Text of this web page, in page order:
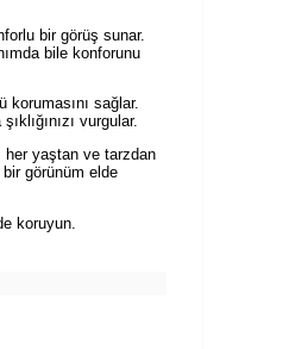
bir görüş sunar.
bile konforunu
sağlar.
vurgular.
her yaştan ve tarzdan
görünüm elde
koruyun.